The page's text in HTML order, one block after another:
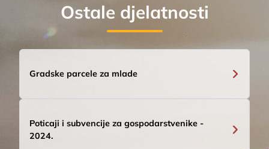
Ostale djelatnosti
Gradske parcele za mlade
Poticaji i subvencije za gospodarstvenike -
2024.